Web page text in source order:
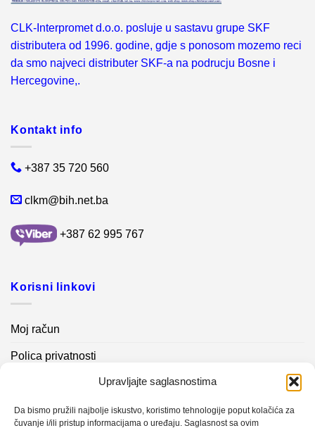
Upravljajte saglasnostima
Da bismo pružili najbolje iskustvo, koristimo tehnologije poput kolačića za
čuvanje i/ili pristup informacijama o uređaju. Saglasnost sa ovim
CLK-Interpromet d.o.o. posluje u sastavu grupe SKF
distributera od 1996. godine, gdje s ponosom mozemo reci
da smo najveci distributer SKF-a na podrucju Bosne i
Hercegovine,.
Kontakt info
+387 35 720 560
clkm@bih.net.ba
+387 62 995 767
Korisni linkovi
Moj račun
Polica privatnosti
Kontakt info